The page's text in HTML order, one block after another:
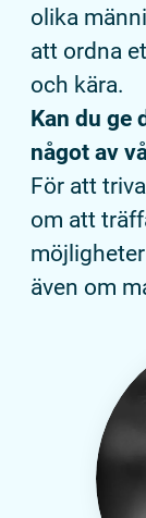
olika
att ordna
och kära.
Kan du ge
något av
För att
om att
även om